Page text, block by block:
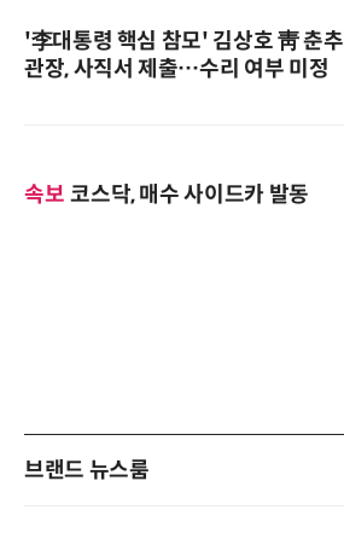
'李대통령 핵심 참모' 김상호 靑 춘추
관장, 사직서 제출…수리 여부 미정
속보 코스닥, 매수 사이드카 발동
브랜드 뉴스룸